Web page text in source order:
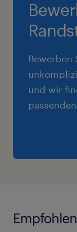
Bewerben
und wir